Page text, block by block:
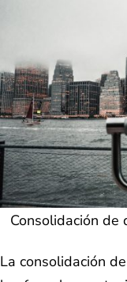
Consolidación de
La consolidación